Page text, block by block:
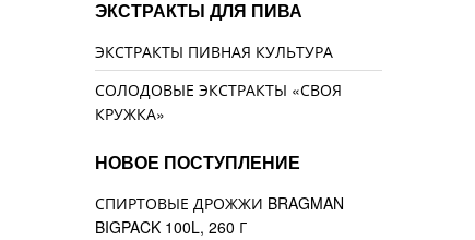
ЭКСТРАКТЫ ДЛЯ ПИВА
ЭКСТРАКТЫ ПИВНАЯ КУЛЬТУРА
СОЛОДОВЫЕ ЭКСТРАКТЫ «СВОЯ
КРУЖКА»
НОВОЕ ПОСТУПЛЕНИЕ
СПИРТОВЫЕ ДРОЖЖИ BRAGMAN
BIGPACK 100L, 260 Г